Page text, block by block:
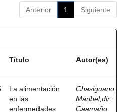
Anterior 1 Siguiente
Título Autor(es)
La alimentación
en las
enfermedades
Chasiguano,
Maribel,dir. ;
Caamaño